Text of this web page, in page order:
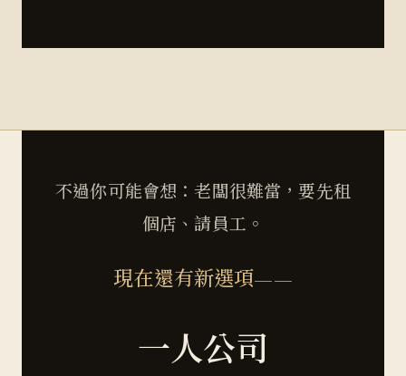
不過你可能會想：老闆很難當，要先租
個店、請員工。
現在還有新選項——
一人公司